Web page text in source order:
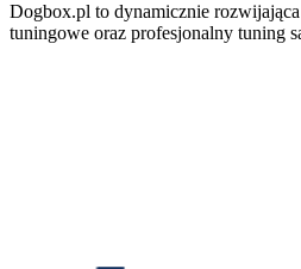
Dogbox.pl to dynamicznie
tuningowe oraz profesjonalny tuning